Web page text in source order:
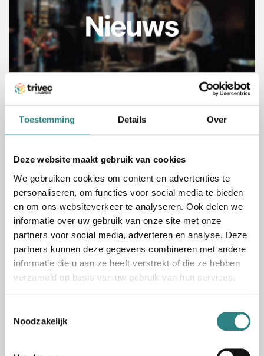
Toestemming Details Over
Deze website maakt gebruik van cookies
We gebruiken cookies om content en advertenties te
personaliseren, om functies voor social media te bieden
en om ons websiteverkeer te analyseren. Ook delen we
informatie over uw gebruik van onze site met onze
partners voor social media, adverteren en analyse. Deze
partners kunnen deze gegevens combineren met andere
informatie die u aan ze heeft verstrekt of die ze hebben
verzameld op basis van uw gebruik van hun services.
Noodzakelijk
PERSBERICHT Juni 2025
Europa’s grootste techplatform voor
horecazaken Door deze krachtenbundeling
bedienen de bedrijven samen zo’n 6.500
verschillende horecazaken in Scandinavië,…
Read story